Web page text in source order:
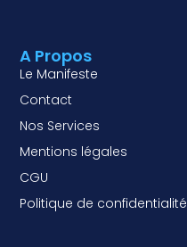
A Propos
Le Manifeste
Contact
Nos Services
Mentions légales
CGU
Politique de confidentialité